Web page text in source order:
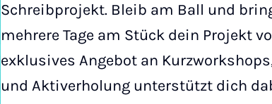
Schreibprojekt. Bleib am Ball und
mehrere Tage am Stück dein Projekt
exklusives Angebot an
und Aktiverholung unterstützt dich